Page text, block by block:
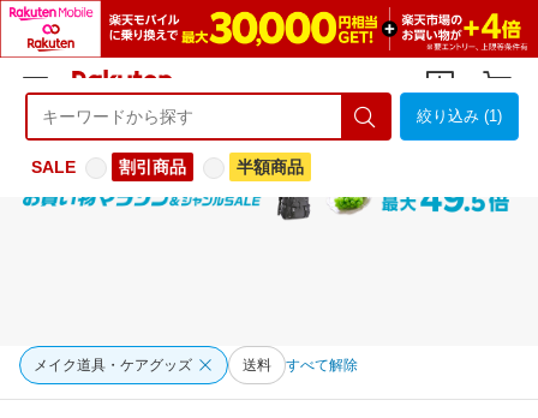
ようこそ 楽天市場へ ログイン
絞り込み (1)
SALE 割引商品 半額商品
メイク道具・ケアグッズ 送料 すべて解除